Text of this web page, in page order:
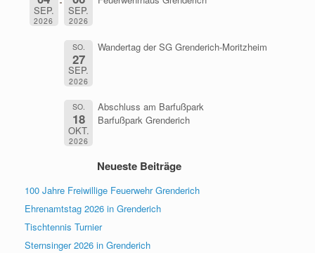
SEP.
2026
SEP.
2026
SO.
27
SEP.
2026
Wandertag der SG Grenderich-Moritzheim
SO.
18
OKT.
2026
Abschluss am Barfußpark
Barfußpark Grenderich
Neueste Beiträge
100 Jahre Freiwillige Feuerwehr Grenderich
Ehrenamtstag 2026 in Grenderich
Tischtennis Turnier
Sternsinger 2026 in Grenderich